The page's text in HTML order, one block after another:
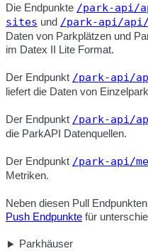
Die Endpunkte /park-api/
sites und /park-api/
Daten von Parkplätzen und
im Datex II Lite Format.
Der Endpunkt /park-api/
liefert die Daten von
Der Endpunkt /park-api/
die ParkAPI Datenquellen.
Der Endpunkt /park-api/
Metriken.
Neben diesen Pull
Push Endpunkte für
Parkhäuser